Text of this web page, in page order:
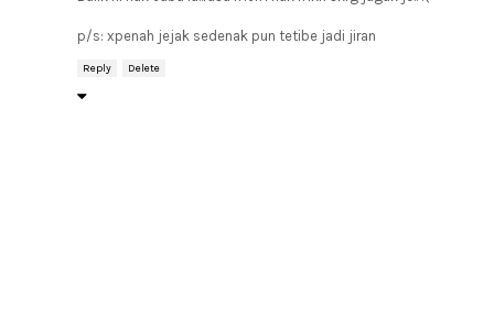
p/s: xpenah jejak sedenak pun tetibe jadi jiran
Reply Delete